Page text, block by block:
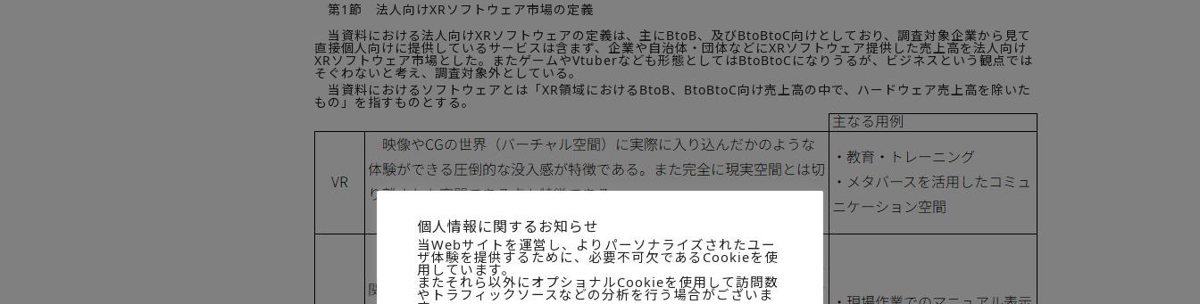
第1節 法人向けXRソフトウェア市場の定義
当資料における法人向けXRソフトウェアの定義は、主にBtoB、及びBtoBtoC向けとしており、調査対象企業から見て
直接個人向けに提供しているサービスは含まず、企業や自治体・団体などにXRソフトウェア提供した売上高を法人向け
XRソフトウェア市場とした。またゲームやVtuberなども形態としてはBtoBtoCになりうるが、ビジネスという観点では
そぐわないと考え、調査対象外としている。
当資料におけるソフトウェアとは「XR領域におけるBtoB、BtoBtoC向け売上高の中で、ハードウェア売上高を除いた
もの」を指すものとする。
個人情報に関するお知らせ
当Webサイトを運営し、よりパーソナライズされたユー
ザ体験を提供するために、必要不可欠であるCookieを使
用しています。
またそれら以外にオプショナルCookieを使用して訪問数
やトラフィックソースなどの分析を行う場合がございま